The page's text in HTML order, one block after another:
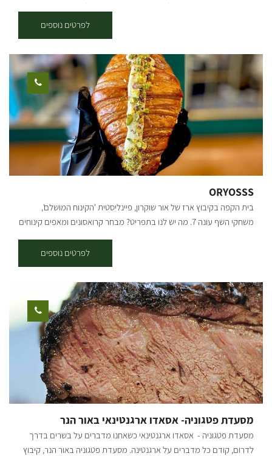
סוגי הבשרים ומה מתאים למי - הסברים על אופן ההכנה - הסברים ועשיה
משותפת בהכנת צ'ימיצ'ורי, לחם שום, קאיפיריניה ולשים את הכל על האש.
- כל ההסברים וההכנות נעשים מול המשתתפים וחלקם בהשתתפותם
הפעילה. במהלך הסדנה "מנשנשים" לחם שום שהכנו במקום, חזה עוף
בצ'ילי מתוק, קבבים וכל זה כדי להתלוות לשתיית הקאיפיריניה. אחרי כל
ההסברים, הכנות ושתיה עוברים לחלק העיקרי, ארוחה בשרית
הכוללת:אנטריקוט מיושן, פיקניה ,(תלוי זמינות), אסאדו ללא עצם (לכמות
משתתפים של 15+ איש) פרגיות, צ'וריסוס, סלטים, אורז ושעועית שחורה
(מאכל ברזילאי טיפוסי). כל הסדנה מלווה בהסברים על הנעשה, הלמה
והכמה ... כל המוצרים והציוד של הסדנה הינם כשרים. בימי שישי ושבת
מוזמנים להגיע ולהנות מארוחת אסאדו, בתיאום מראש
לפרטים נוספים
ORYOSSS
בית הקפה בקיבוץ ארז של אור שוקרון, פיינליסטית 'הקינוח המושלם',
משחקי השף עונה 7. מה יש לנו בתפריט? מבחר קרואסונים ומאפים קינוחים
לפרטים נוספים
מסעדת פטגוניה- אסאדו ארגנטינאי באור הנר
מסעדת פטגוניה - אסאדו ארגנטינאי כשאחנו מדברים על בשרים בדרך
לדרום, קודם כל מדברים על ארגנטינה. מסעדת פטגוניה באור הנר, קיבוץ